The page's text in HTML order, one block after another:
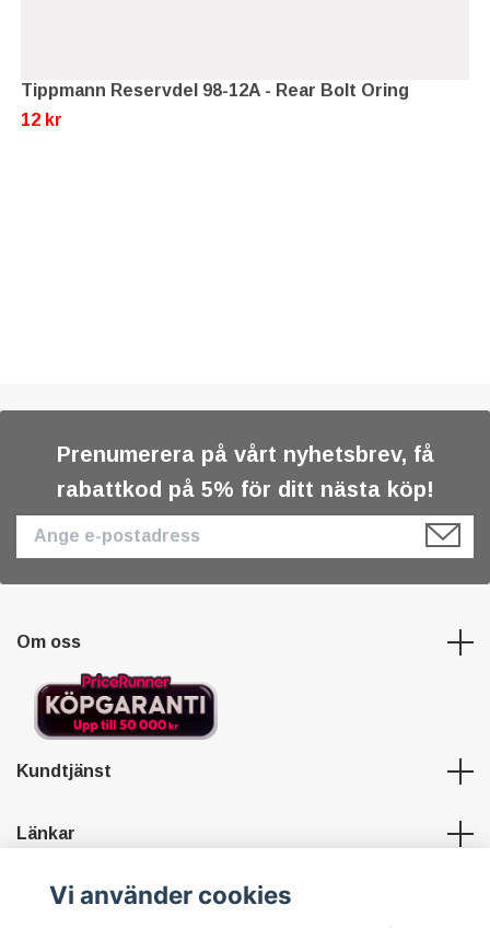
Tippmann Reservdel 98-12A - Rear Bolt Oring
12 kr
Prenumerera på vårt nyhetsbrev, få
rabattkod på 5% för ditt nästa köp!
Om oss
Kundtjänst
Länkar
Sociala medier
Vi använder cookies